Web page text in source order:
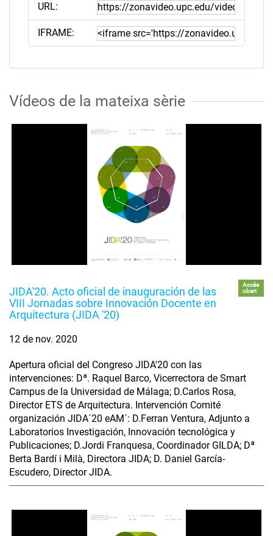
URL:
IFRAME:
Vídeos de la mateixa sèrie
JIDA'20. Acto oficial de inauguración de las
VIII Jornadas sobre Innovación Docente en
Arquitectura (JIDA '20)
Accés
obert
12 de nov. 2020
Apertura oficial del Congreso JIDA'20 con las
intervenciones: Dª. Raquel Barco, Vicerrectora de Smart
Campus de la Universidad de Málaga; D.Carlos Rosa,
Director ETS de Arquitectura. Intervención Comité
organización JIDA´20 eAM´: D.Ferran Ventura, Adjunto a
Laboratorios Investigación, Innovación tecnológica y
Publicaciones; D.Jordi Franquesa, Coordinador GILDA; Dª
Berta Bardí i Milà, Directora JIDA; D. Daniel García-
Escudero, Director JIDA.